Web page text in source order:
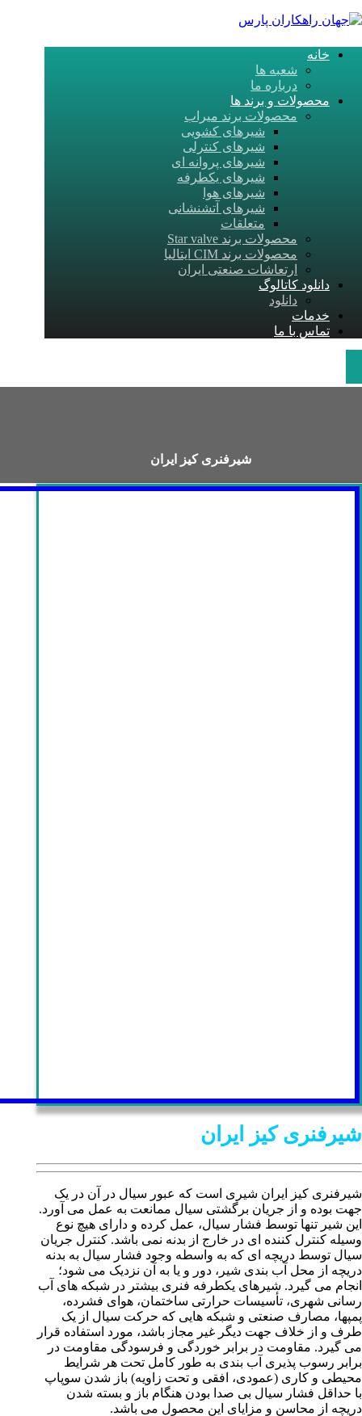
خانه
شعبه ها
درباره ما
محصولات و برند ها
محصولات برند میراب
شیرهای کشویی
شیرهای کنترلی
شیرهای پروانه ‎ای
شیرهای یکطرفه
شیرهای هوا
شیرهای آتشنشانی
متعلقات
محصولات برند Star valve
محصولات برند CIM ایتالیا
ارتعاشات صنعتی ایران
دانلود کاتالوگ
دانلود
خدمات
تماس با ما
شیرفنری کیز ایران
شیرفنری کیز ایران
شیرفنری کیز ایران شیری است که عبور سیال در آن در یک
جهت بوده و از جریان برگشتی سیال ممانعت به عمل می آورد.
این شیر تنها توسط فشار سیال، عمل کرده و دارای هیچ نوع
وسیله کنترل کننده ای در خارج از بدنه نمی باشد. کنترل جریان
سیال توسط دریچه ای که به واسطه وجود فشار سیال به بدنه
دریچه از محل آب بندی شیر، دور و یا به آن نزدیک می شود؛
انجام می گیرد. شیرهای یکطرفه فنری بیشتر در شبکه های آب
رسانی شهری، تأسیسات حرارتی ساختمان، هوای فشرده،
پمپها، مصارف صنعتی و شبکه هایی که حرکت سیال از یک
طرف و از خلاف جهت دیگر غیر مجاز باشد، مورد استفاده قرار
می گیرد. مقاومت در برابر خوردگی و فرسودگی مقاومت در
برابر رسوب پذیری آب بندی به طور کامل تحت هر شرایط
محیطی و کاری (عمودی، افقی و تحت زاویه) باز شدن سوپاپ
با حداقل فشار سیال بی صدا بودن هنگام باز و بسته شدن
دریچه از محاسن و مزایای این محصول می باشد.